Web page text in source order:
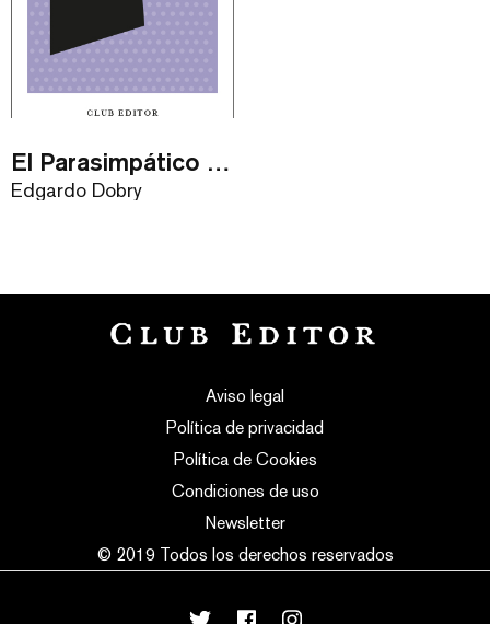
El Parasimpático / eBook
Edgardo Dobry
Aviso legal
Política de privacidad
Política de Cookies
Condiciones de uso
Newsletter
© 2019 Todos los derechos reservados